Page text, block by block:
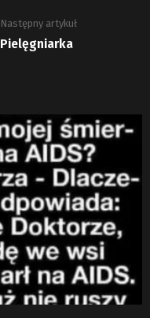
Następny artykuł
Pielęgniarka